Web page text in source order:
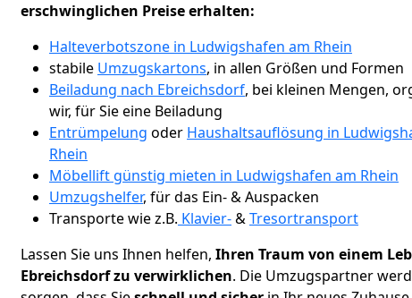
erschwinglichen Preise erhalten:
Halteverbotszone in Ludwigshafen am Rhein
stabile Umzugskartons, in allen Größen und Formen
Beiladung nach Ebreichsdorf, bei kleinen Mengen,
wir, für Sie eine Beiladung
Entrümpelung oder Haushaltsauflösung in
Rhein
Möbellift günstig mieten in Ludwigshafen am Rhein
Umzugshelfer, für das Ein- & Auspacken
Transporte wie z.B. Klavier-&Tresortransport
Lassen Sie uns Ihnen helfen, Ihren Traum von einem
Ebreichsdorf zu verwirklichen. Die Umzugspartner